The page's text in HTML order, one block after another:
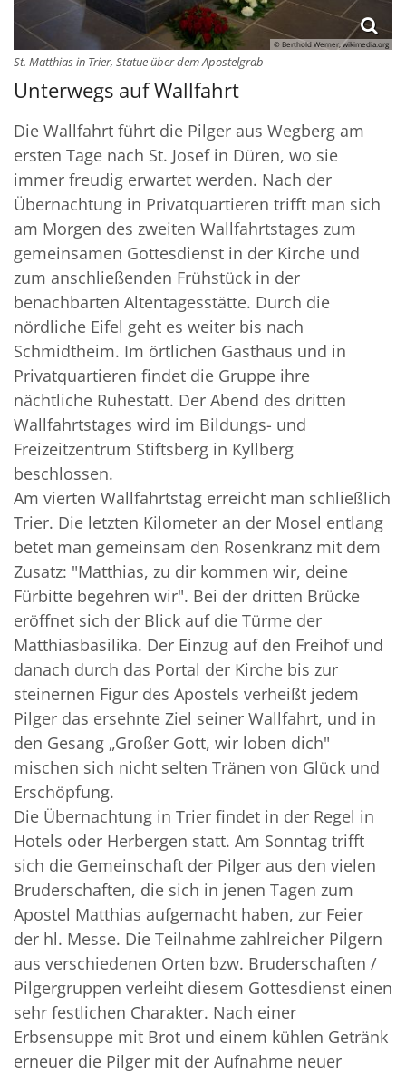
© Berthold Werner, wikimedia.org
St. Matthias in Trier, Statue über dem Apostelgrab
Unterwegs auf Wallfahrt
Die Wallfahrt führt die Pilger aus Wegberg am
ersten Tage nach St. Josef in Düren, wo sie
immer freudig erwartet werden. Nach der
Übernachtung in Privatquartieren trifft man sich
am Morgen des zweiten Wallfahrtstages zum
gemeinsamen Gottesdienst in der Kirche und
zum anschließenden Frühstück in der
benachbarten Altentagesstätte. Durch die
nördliche Eifel geht es weiter bis nach
Schmidtheim. Im örtlichen Gasthaus und in
Privatquartieren findet die Gruppe ihre
nächtliche Ruhestatt. Der Abend des dritten
Wallfahrtstages wird im Bildungs- und
Freizeitzentrum Stiftsberg in Kyllberg
beschlossen.
Am vierten Wallfahrtstag erreicht man schließlich
Trier. Die letzten Kilometer an der Mosel entlang
betet man gemeinsam den Rosenkranz mit dem
Zusatz: "Matthias, zu dir kommen wir, deine
Fürbitte begehren wir". Bei der dritten Brücke
eröffnet sich der Blick auf die Türme der
Matthiasbasilika. Der Einzug auf den Freihof und
danach durch das Portal der Kirche bis zur
steinernen Figur des Apostels verheißt jedem
Pilger das ersehnte Ziel seiner Wallfahrt, und in
den Gesang „Großer Gott, wir loben dich"
mischen sich nicht selten Tränen von Glück und
Erschöpfung.
Die Übernachtung in Trier findet in der Regel in
Hotels oder Herbergen statt. Am Sonntag trifft
sich die Gemeinschaft der Pilger aus den vielen
Bruderschaften, die sich in jenen Tagen zum
Apostel Matthias aufgemacht haben, zur Feier
der hl. Messe. Die Teilnahme zahlreicher Pilgern
aus verschiedenen Orten bzw. Bruderschaften /
Pilgergruppen verleiht diesem Gottesdienst einen
sehr festlichen Charakter. Nach einer
Erbsensuppe mit Brot und einem kühlen Getränk
erneuer die Pilger mit der Aufnahme neuer